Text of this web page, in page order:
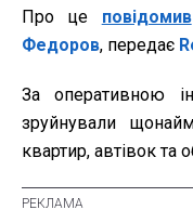
Про це повідомив
Федоров, передає
За оперативною
зруйнували
квартир, автівок та